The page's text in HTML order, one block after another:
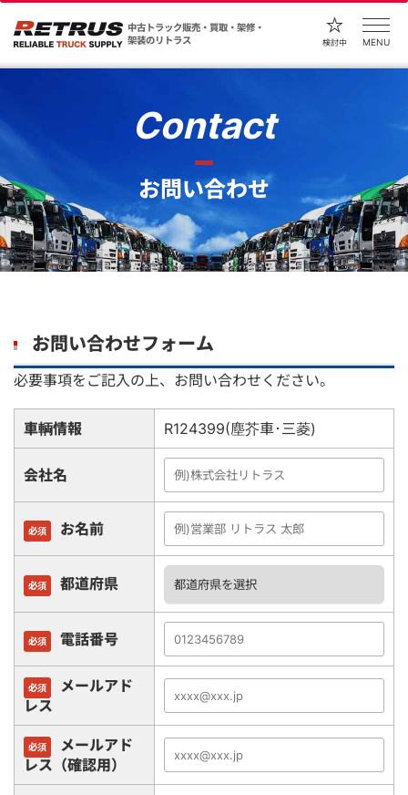
中古トラック販売・買取・架修・
架装のリトラス
検討中 MENU
Contact
お問い合わせ
お問い合わせフォーム
必要事項をご記入の上、お問い合わせください。
車輌情報 R124399(塵芥車･三菱)
会社名
必須 お名前
必須 都道府県
必須 電話番号
必須
メールアド
レス
必須
メールアド
レス（確認用）